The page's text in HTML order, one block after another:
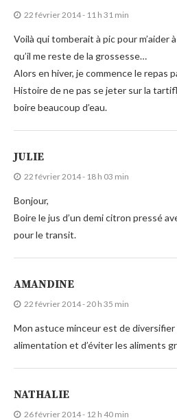
22 février 2014 - 11 h 31 min
Voilà qui tomberait à pic pour m’aider
qu’il me reste de la grossesse…
Alors en hiver, je commence le repas
Histoire de ne pas se jeter sur la
boire beaucoup d’eau.
JULIE
22 février 2014 - 18 h 03 min
Bonjour,
Boire le jus d’un demi citron pressé
pour le transit.
AMANDINE
22 février 2014 - 20 h 35 min
Mon astuce minceur est de
alimentation et d’éviter les aliments
NATHALIE
26 février 2014 - 12 h 40 min